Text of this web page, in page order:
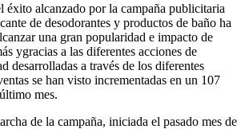
éxito alcanzado por la campaña publicitaria
de desodorantes y productos de baño ha
una gran popularidad e impacto de
ygracias a las diferentes acciones de
desarrolladas a través de los diferentes
se han visto incrementadas en un 107
mes.
de la campaña, iniciada el pasado mes de